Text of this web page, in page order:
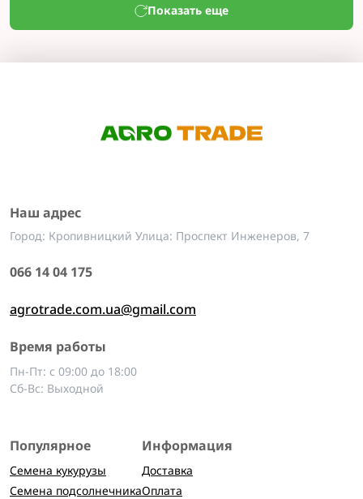
Показать еще
Наш адрес
Город: Кропивницкий Улица: Проспект Инженеров, 7
066 14 04 175
agrotrade.com.ua@gmail.com
Время работы
Пн-Пт: с 09:00 до 18:00
Сб-Вс: Выходной
Популярное
Семена кукурузы
Семена подсолнечника
Информация
Доставка
Оплата